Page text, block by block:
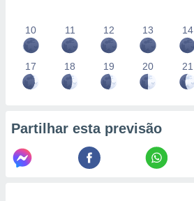
10 11 12 13 14
17 18 19 20 21
Partilhar esta previsão